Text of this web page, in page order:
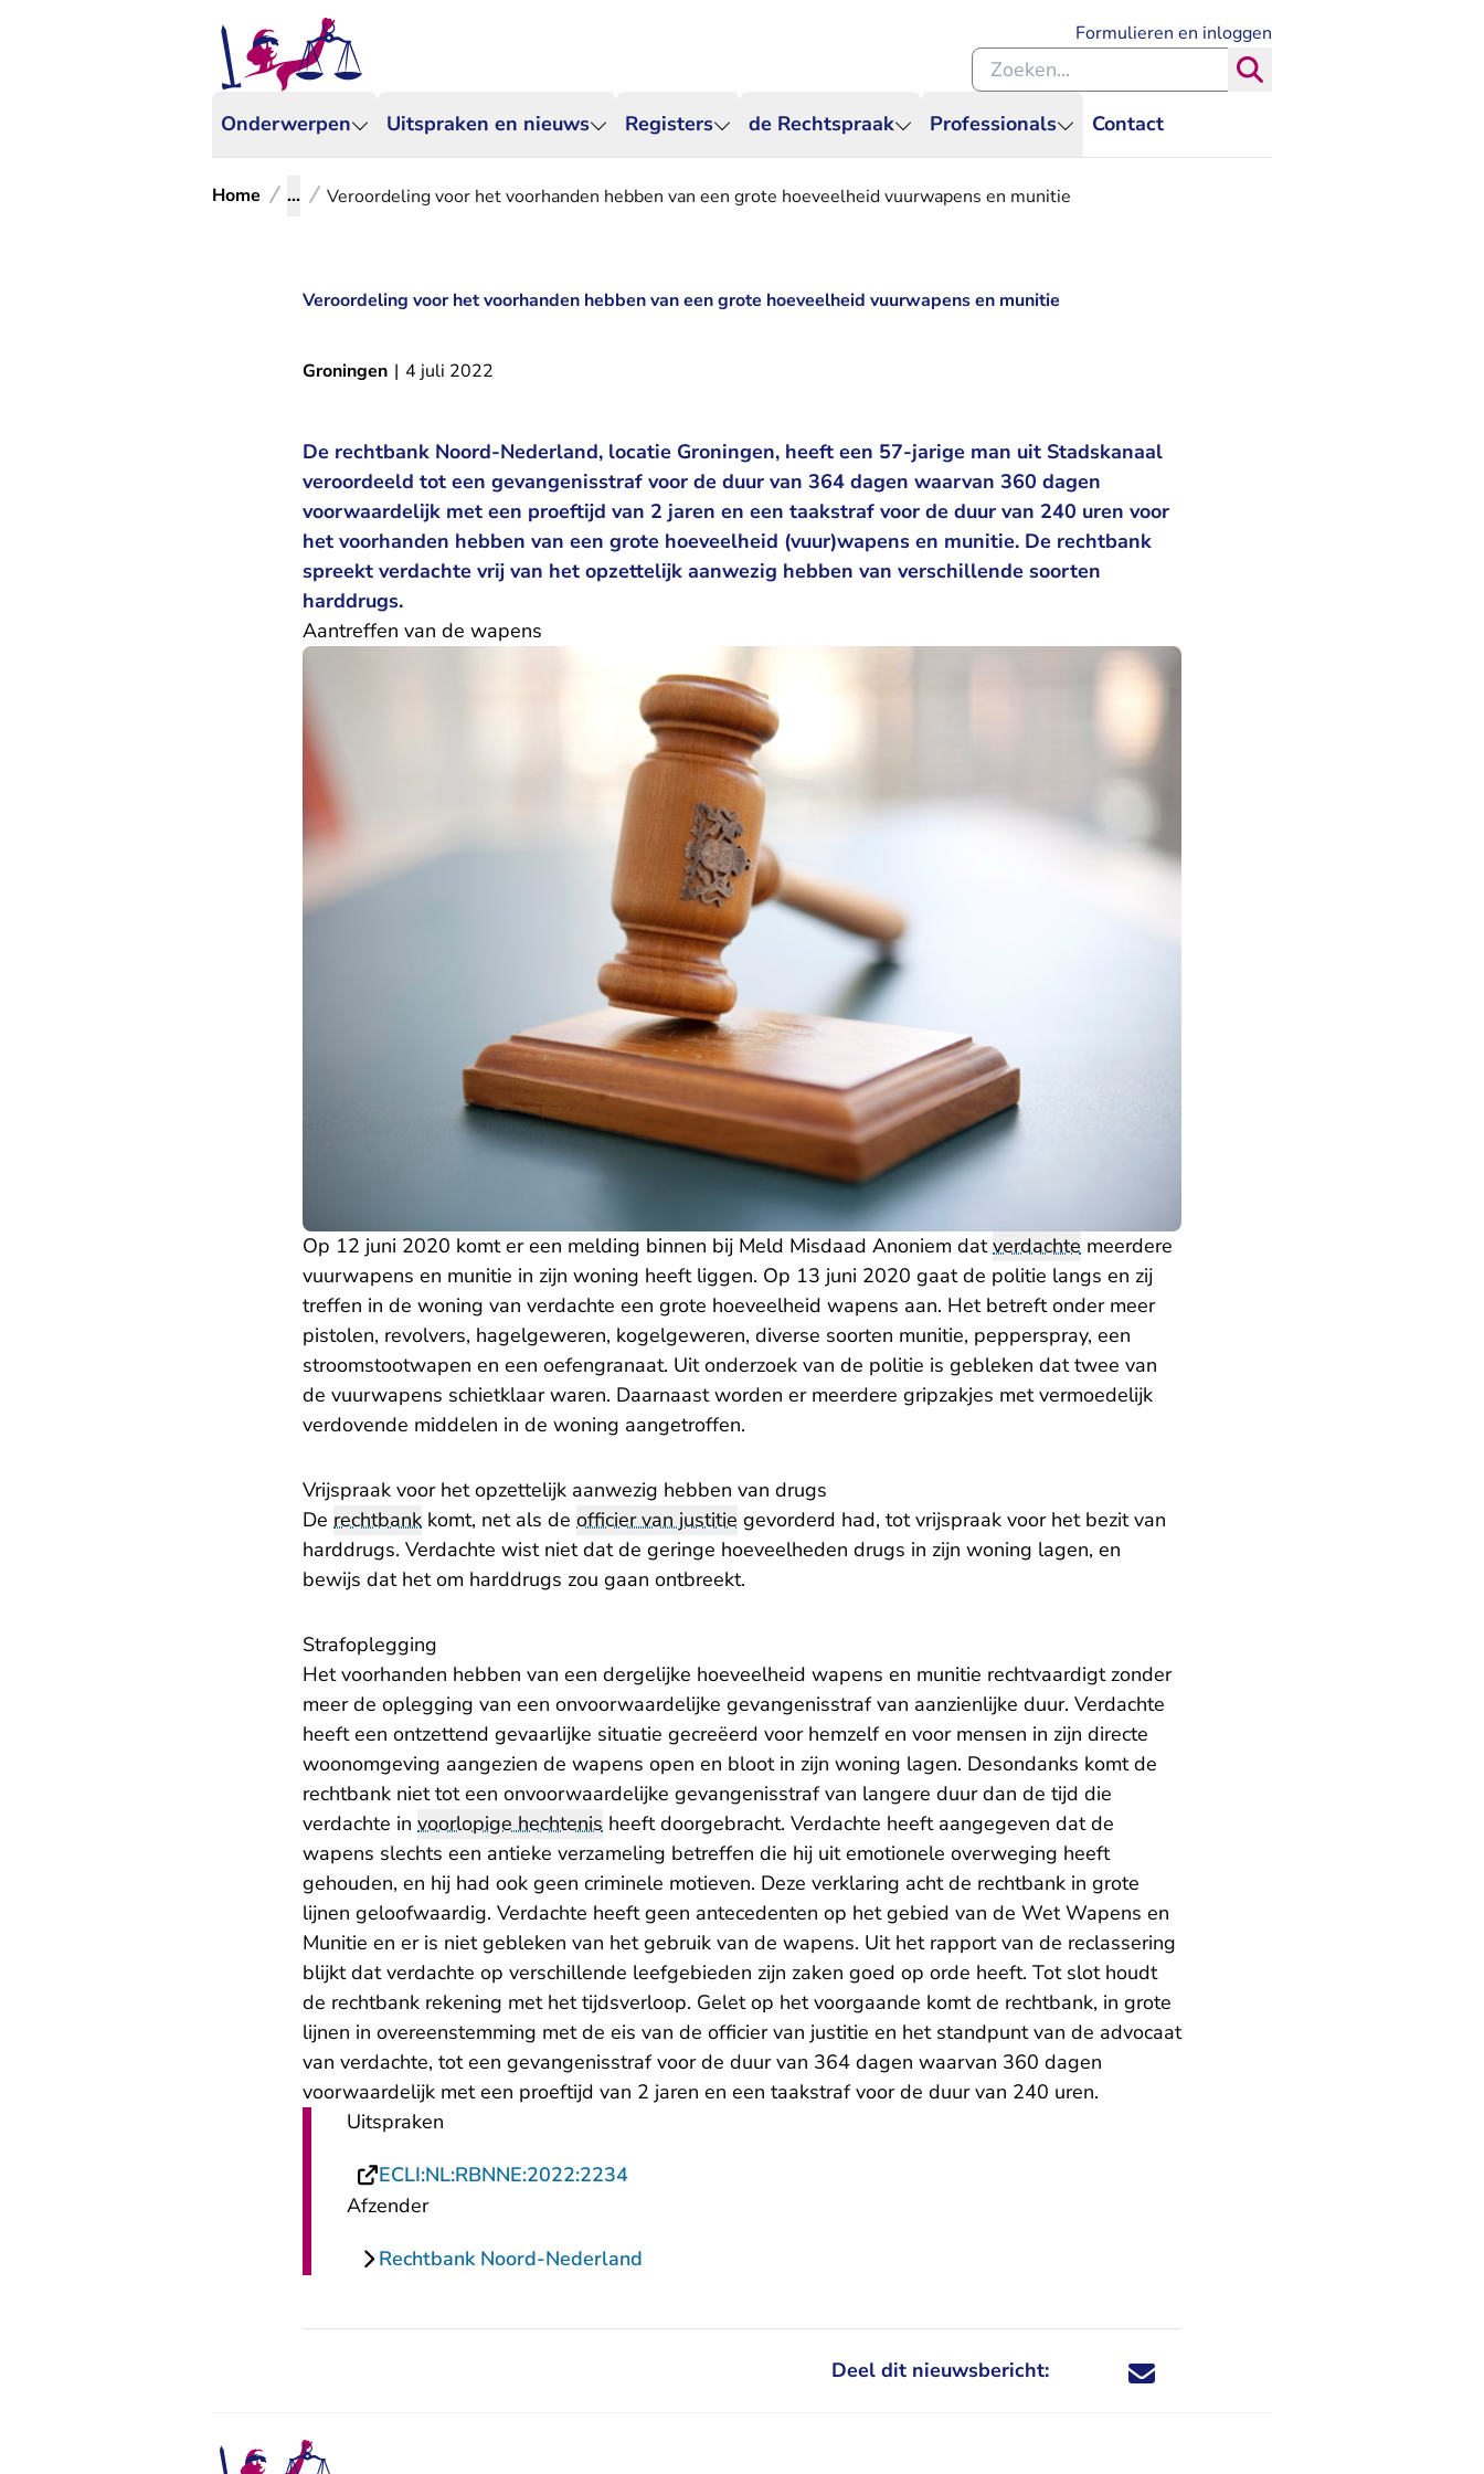
Onderwerpen Uitspraken en nieuws Registers de Rechtspraak Professionals Contact
Formulieren en inloggen
Zoeken binnen de Rechtspraak
Home ... Veroordeling voor het voorhanden hebben van een grote hoeveelheid vuurwapens en munitie
Veroordeling voor het voorhanden hebben van een grote hoeveelheid vuurwapens en munitie
Groningen | 4 juli 2022
De rechtbank Noord-Nederland, locatie Groningen, heeft een 57-jarige man uit Stadskanaal
veroordeeld tot een gevangenisstraf voor de duur van 364 dagen waarvan 360 dagen
voorwaardelijk met een proeftijd van 2 jaren en een taakstraf voor de duur van 240 uren voor
het voorhanden hebben van een grote hoeveelheid (vuur)wapens en munitie. De rechtbank
spreekt verdachte vrij van het opzettelijk aanwezig hebben van verschillende soorten
harddrugs.
Aantreffen van de wapens
Op 12 juni 2020 komt er een melding binnen bij Meld Misdaad Anoniem datverdachte meerdere
vuurwapens en munitie in zijn woning heeft liggen. Op 13 juni 2020 gaat de politie langs en zij
treffen in de woning van verdachte een grote hoeveelheid wapens aan. Het betreft onder meer
pistolen, revolvers, hagelgeweren, kogelgeweren, diverse soorten munitie, pepperspray, een
stroomstootwapen en een oefengranaat. Uit onderzoek van de politie is gebleken dat twee van
de vuurwapens schietklaar waren. Daarnaast worden er meerdere gripzakjes met vermoedelijk
verdovende middelen in de woning aangetroffen.
Vrijspraak voor het opzettelijk aanwezig hebben van drugs
De rechtbank komt, net als de officier van justitie gevorderd had, tot vrijspraak voor het bezit van
harddrugs. Verdachte wist niet dat de geringe hoeveelheden drugs in zijn woning lagen, en
bewijs dat het om harddrugs zou gaan ontbreekt.
Strafoplegging
Het voorhanden hebben van een dergelijke hoeveelheid wapens en munitie rechtvaardigt zonder
meer de oplegging van een onvoorwaardelijke gevangenisstraf van aanzienlijke duur. Verdachte
heeft een ontzettend gevaarlijke situatie gecreëerd voor hemzelf en voor mensen in zijn directe
woonomgeving aangezien de wapens open en bloot in zijn woning lagen. Desondanks komt de
rechtbank niet tot een onvoorwaardelijke gevangenisstraf van langere duur dan de tijd die
verdachte in voorlopige hechtenis heeft doorgebracht. Verdachte heeft aangegeven dat de
wapens slechts een antieke verzameling betreffen die hij uit emotionele overweging heeft
gehouden, en hij had ook geen criminele motieven. Deze verklaring acht de rechtbank in grote
lijnen geloofwaardig. Verdachte heeft geen antecedenten op het gebied van de Wet Wapens en
Munitie en er is niet gebleken van het gebruik van de wapens. Uit het rapport van de reclassering
blijkt dat verdachte op verschillende leefgebieden zijn zaken goed op orde heeft. Tot slot houdt
de rechtbank rekening met het tijdsverloop. Gelet op het voorgaande komt de rechtbank, in grote
lijnen in overeenstemming met de eis van de officier van justitie en het standpunt van de advocaat
van verdachte, tot een gevangenisstraf voor de duur van 364 dagen waarvan 360 dagen
voorwaardelijk met een proeftijd van 2 jaren en een taakstraf voor de duur van 240 uren.
Uitspraken
ECLI:NL:RBNNE:2022:2234- U verlaat Rechtspraak.nl
Afzender
Rechtbank Noord-Nederland
Deel dit nieuwsbericht: Deel dit nieuwsbericht via X - U verlaat
Deel dit nieuwsbericht via Facebook - U
Deel dit nieuwsbericht via e-mail
Deel dit nieuwsbericht via LinkedIn - U